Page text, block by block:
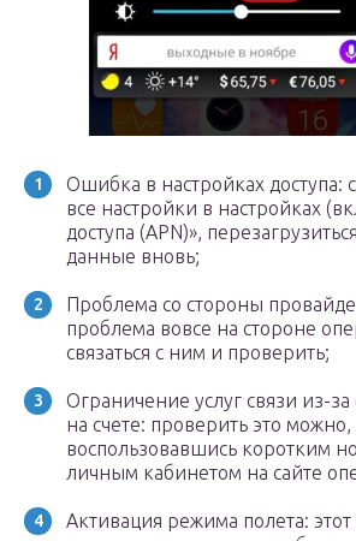
Ошибка в настройках доступа:
все настройки в настройках
доступа (APN)»,
данные вновь;
Проблема со стороны
проблема вовсе на стороне
связаться с ним и проверить;
Ограничение услуг связи из-за
на счете: проверить это можно,
воспользовавшись коротким
личным кабинетом на сайте
Активация режима полета: